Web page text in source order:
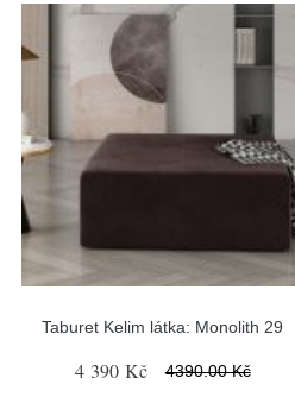
Taburet Kelim látka: Monolith 29
4 390 Kč 4390.00 Kč